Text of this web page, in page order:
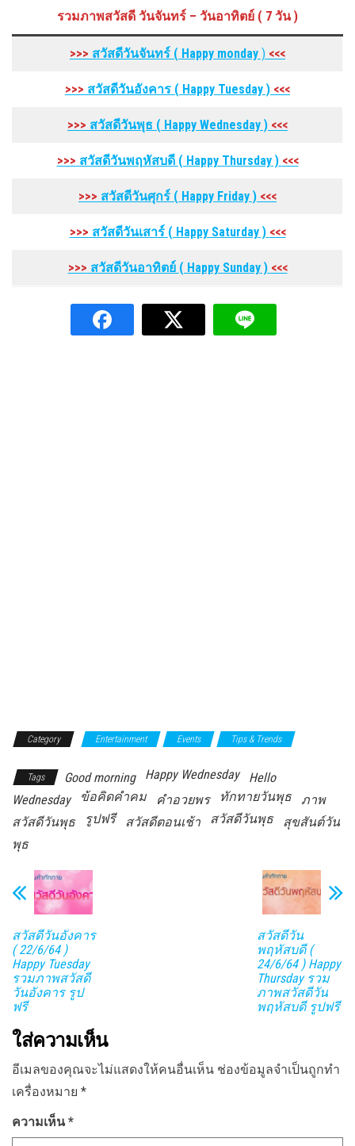
รวมภาพสวัสดี วันจันทร์ – วันอาทิตย์ ( 7 วัน )
>>> สวัสดีวันจันทร์ ( Happy monday ) <<<
>>> สวัสดีวันอังคาร ( Happy Tuesday ) <<<
>>> สวัสดีวันพุธ ( Happy Wednesday ) <<<
>>> สวัสดีวันพฤหัสบดี ( Happy Thursday) <<<
>>> สวัสดีวันศุกร์ ( Happy Friday ) <<<
>>> สวัสดีวันเสาร์ ( Happy Saturday) <<<
>>> สวัสดีวันอาทิตย์ ( Happy Sunday) <<<
Category Entertainment Events Tips & Trends
Tags Good morning Happy Wednesday
Hello
Wednesday
ข้อคิดคำคม คำอวยพร ทักทายวันพุธ
ภาพ
สวัสดีวันพุธ
รูปฟรี สวัสดีตอนเช้า สวัสดีวันพุธ
สุขสันต์วัน
พุธ
สวัสดีวันอังคาร
( 22/6/64 )
Happy Tuesday
รวมภาพสวัสดี
วันอังคาร รูป
ฟรี
สวัสดีวัน
พฤหัสบดี (
24/6/64 ) Happy
Thursday รวม
ภาพสวัสดีวัน
พฤหัสบดี รูปฟรี
ใส่ความเห็น
อีเมลของคุณจะไม่แสดงให้คนอื่นเห็น ช่องข้อมูลจำเป็นถูกทำ
เครื่องหมาย *
ความเห็น*